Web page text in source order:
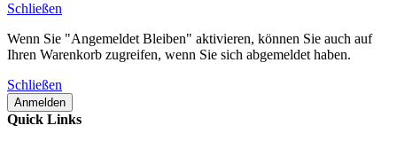
Schließen
Wenn Sie "Angemeldet Bleiben" aktivieren, können Sie auch auf
Ihren Warenkorb zugreifen, wenn Sie sich abgemeldet haben.
Schließen
Anmelden
Quick Links